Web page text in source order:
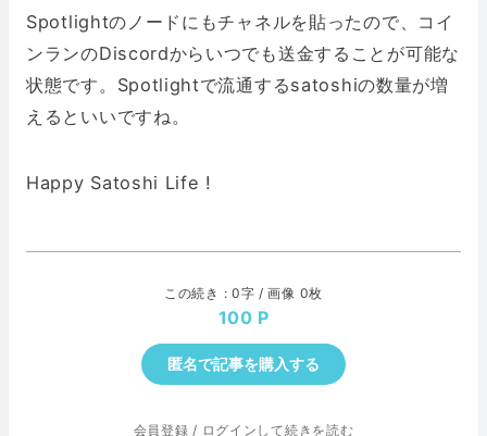
Spotlightのノードにもチャネルを貼ったので、コイ
ンランのDiscordからいつでも送金することが可能な
状態です。Spotlightで流通するsatoshiの数量が増
えるといいですね。
Happy Satoshi Life !
この続き : 0字 / 画像 0枚
100
匿名で記事を購入する
会員登録 / ログインして続きを読む